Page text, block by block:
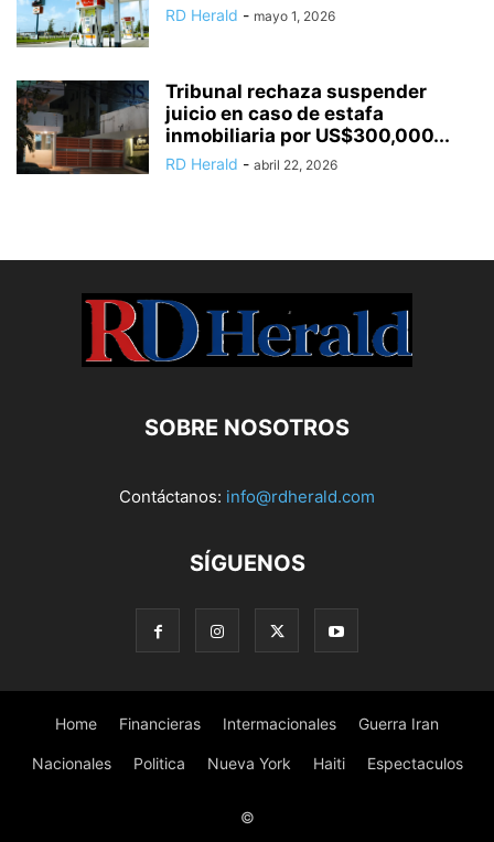
RD Herald - mayo 1, 2026
Tribunal rechaza suspender
juicio en caso de estafa
inmobiliaria por US$300,000...
RD Herald - abril 22, 2026
SOBRE NOSOTROS
Contáctanos: info@rdherald.com
SÍGUENOS
Home Financieras Intermacionales Guerra Iran
Nacionales Politica Nueva York Haiti Espectaculos
©